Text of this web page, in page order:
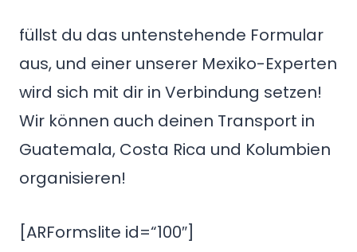
füllst du das untenstehende Formular
aus, und einer unserer Mexiko-Experten
wird sich mit dir in Verbindung setzen!
Wir können auch deinen Transport in
Guatemala, Costa Rica und Kolumbien
organisieren!
[ARFormslite id=“100″]